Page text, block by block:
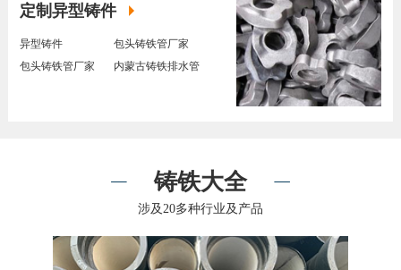
定制异型铸件
异型铸件
包头铸铁管厂家
包头铸铁管厂家
内蒙古铸铁排水管
铸铁大全
涉及20多种行业及产品